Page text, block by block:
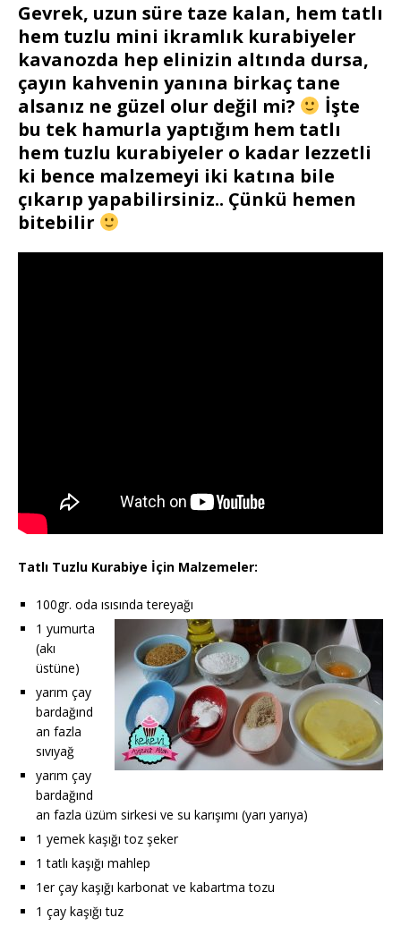
Gevrek, uzun süre taze kalan, hem tatlı
hem tuzlu mini ikramlık kurabiyeler
kavanozda hep elinizin altında dursa,
çayın kahvenin yanına birkaç tane
alsanız ne güzel olur değil mi?
İşte
bu tek hamurla yaptığım hem tatlı
hem tuzlu kurabiyeler o kadar lezzetli
ki bence malzemeyi iki katına bile
çıkarıp yapabilirsiniz.. Çünkü hemen
bitebilir
Tatlı Tuzlu Kurabiye İçin Malzemeler:
100gr. oda ısısında tereyağı
1 yumurta
(akı
üstüne)
yarım çay
bardağınd
an fazla
sıvıyağ
yarım çay
bardağınd
an fazla üzüm sirkesi ve su karışımı (yarı yarıya)
1 yemek kaşığı toz şeker
1 tatlı kaşığı mahlep
1er çay kaşığı karbonat ve kabartma tozu
1 çay kaşığı tuz